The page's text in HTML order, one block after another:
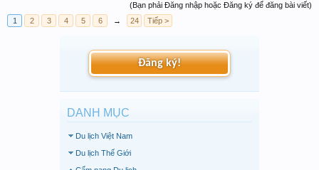
(Bạn phải Đăng nhập hoặc Đăng ký để đăng bài viết)
1
2 3 4 5 6 → 24 Tiếp >
Đăng ký!
DANH MỤC
Du lịch Việt Nam
Du lịch Thế Giới